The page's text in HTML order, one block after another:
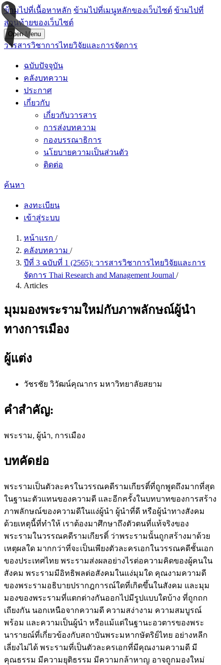
ข้ามไปที่เนื้อหาหลัก ข้ามไปที่เมนูหลักของเว็บไซต์ ข้ามไปที่
ส่วนท้ายของเว็บไซต์
Open Menu
วารสารวิชาการไทยวิจัยและการจัดการ
ฉบับปัจจุบัน
คลังบทความ
ประกาศ
เกี่ยวกับ
เกี่ยวกับวารสาร
การส่งบทความ
กองบรรณาธิการ
นโยบายความเป็นส่วนตัว
ติดต่อ
ค้นหา
ลงทะเบียน
เข้าสู่ระบบ
หน้าแรก /
คลังบทความ /
ปีที่ 3 ฉบับที่ 1 (2565): วารสารวิชาการไทยวิจัยและการ
จัดการ Thai Research and Management Journal /
Articles
มุมมองพระรามใหม่กับภาพลักษณ์ผู้นำ
ทางการเมือง
ผู้แต่ง
วัชรชัย วิวัฒน์คุณากร มหาวิทยาลัยสยาม
คำสำคัญ:
พระราม, ผู้นำ, การเมือง
บทคัดย่อ
พระรามเป็นตัวละครในวรรณคดีรามเกียรติ์ที่ถูกพูดถึงมากที่สุด
ในฐานะตัวแทนของความดี และอีกครั้งในบทบาทของการสร้าง
ภาพลักษณ์ของความดีในแง่ผู้นำ ผู้นำที่ดี หรือผู้นำทางสังคม
ด้วยเหตุนี้ที่ทำให้ เราต้องมาศึกษาถึงตัวตนที่แท้จริงของ
พระรามในวรรณคดีรามเกียรติ์ ว่าพระรามนั้นถูกสร้างมาด้วย
เหตุผลใด มากกว่าที่จะเป็นเพียงตัวละครเอกในวรรณคดีชั้นเอก
ของประเทศไทย พระรามส่งผลอย่างไรต่อความคิดของผู้คนใน
สังคม พระรามมีอิทธิพลต่อสังคมในแง่มุมใด คุณงามความดี
ของพระรามอธิบายปรากฎการณ์ใดที่เกิดขึ้นในสังคม และมุม
มองของพระรามที่แตกต่างกันออกไปมีรูปแบบใดบ้าง ที่ถูกถก
เถียงกัน นอกเหนือจากความดี ความสง่างาม ความสมบูรณ์
พร้อม และความเป็นผู้นำ หรือแม้แต่ในฐานะอวตารของพระ
นารายณ์ที่เกี่ยวข้องกับสถาบันพระมหากษัตริย์ไทย อย่างหลีก
เลี่ยงไม่ได้ พระรามที่เป็นตัวละครเอกที่มีคุณงามความดี มี
คุณธรรม มีความยุติธรรม มีความกล้าหาญ อาจถูกมองใหม่